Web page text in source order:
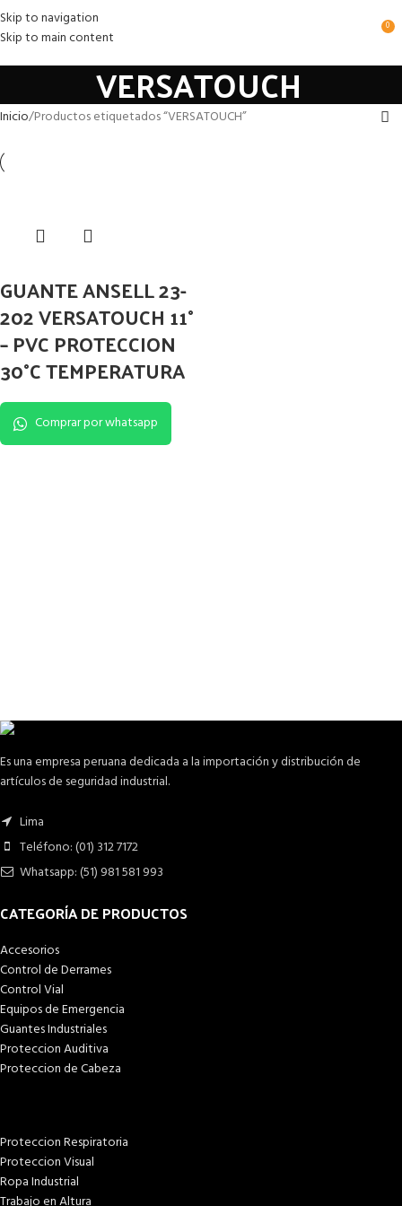
Skip to navigation
Skip to main content
0
VERSATOUCH
Inicio Productos etiquetados “VERSATOUCH”
GUANTE ANSELL 23-
202 VERSATOUCH 11°
– PVC PROTECCION
30°C TEMPERATURA
Comprar por whatsapp
Es una empresa peruana dedicada a la importación y distribución de
artículos de seguridad industrial.
Lima
Teléfono: (01) 312 7172
Whatsapp: (51) 981 581 993
CATEGORÍA DE PRODUCTOS
Accesorios
Control de Derrames
Control Vial
Equipos de Emergencia
Guantes Industriales
Proteccion Auditiva
Proteccion de Cabeza
Proteccion Respiratoria
Proteccion Visual
Ropa Industrial